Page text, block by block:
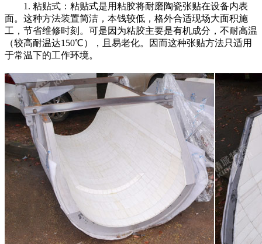
1. 粘贴式：粘贴式是用粘胶将耐磨陶瓷张贴在设备内表
面。这种方法装置简洁，本钱较低，格外合适现场大面积施
工，节省维修时刻。可是因为粘胶主要是有机成分，不耐高温
（较高耐温达150℃），且易老化。因而这种张贴方法只适用
于常温下的工作环境。